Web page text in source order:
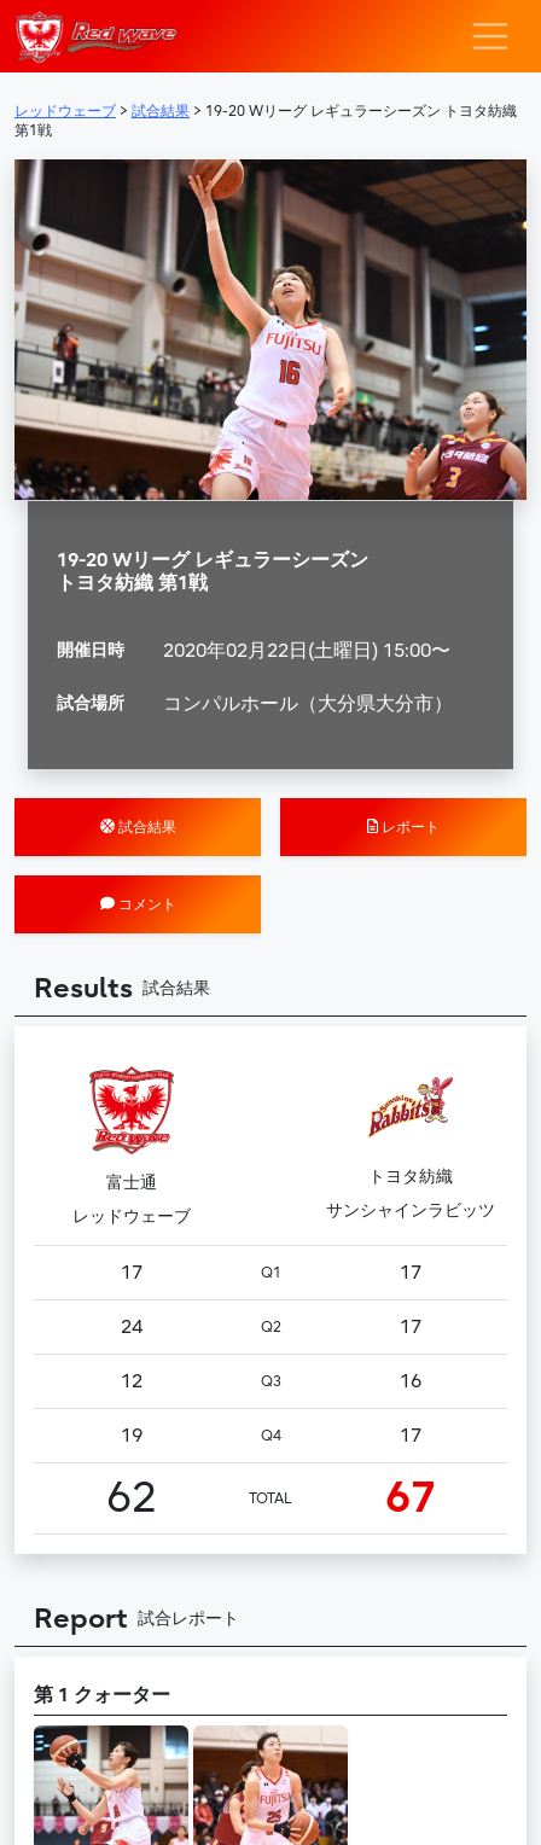
メインナビゲーション
レッドウェー
レッドウェーブ > 試合結果 > 19-20 Wリーグ レギュラーシーズン トヨタ紡織
第1戦
19-20 Wリーグ レギュラーシーズン
トヨタ紡織 第1戦
開催日時 2020年02月22日(土曜日) 15:00〜
試合場所 コンパルホール（大分県大分市）
試合結果 レポート
コメント
Results 試合結果
富士通
レッドウェーブ
トヨタ紡織
サンシャインラビッツ
17 Q1 17
24 Q2 17
12 Q3 16
19 Q4 17
62 TOTAL 67
Report 試合レポート
第 1 クォーター